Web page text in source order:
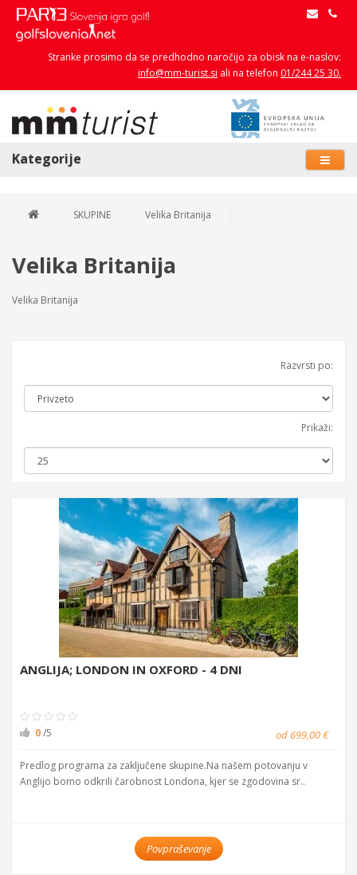
Stranke prosimo da se predhodno naročijo za obisk na e-naslov:
info@mm-turist.si ali na telefon 01/244 25 30.
Kategorije
SKUPINE Velika Britanija
Velika Britanija
Velika Britanija
Razvrsti po:
Prikaži:
ANGLIJA; LONDON IN OXFORD - 4 DNI
0/5 od 699,00 €
Predlog programa za zaključene skupine.Na našem potovanju v
Anglijo bomo odkrili čarobnost Londona, kjer se zgodovina sr..
Povpraševanje